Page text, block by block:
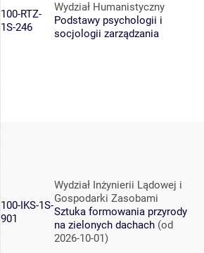
100-RTZ-
1S-246
Wydział Humanistyczny
Podstawy psychologii i
socjologii zarządzania
100-IKS-1S-
901
Wydział Inżynierii Lądowej i
Gospodarki Zasobami
Sztuka formowania przyrody
na zielonych dachach (od
2026-10-01)